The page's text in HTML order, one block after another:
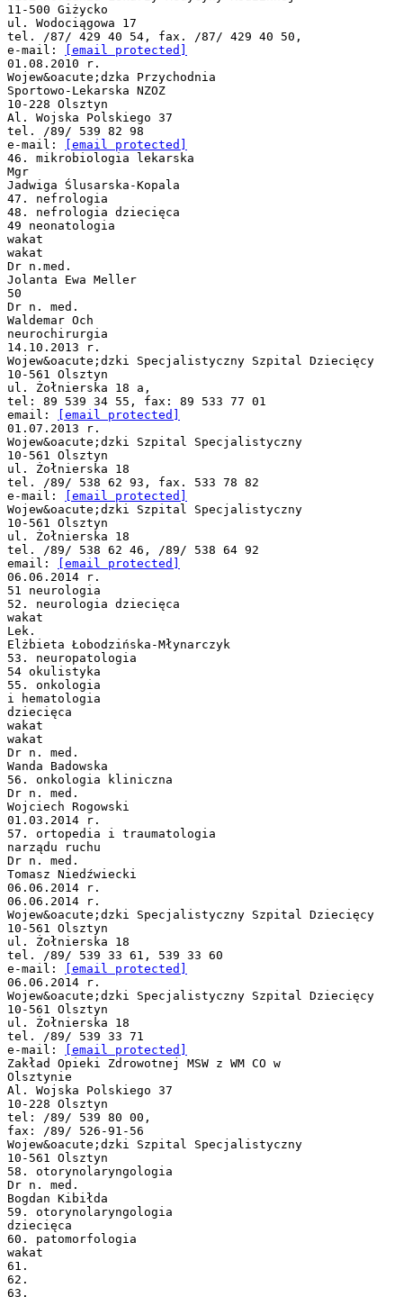
11-500 Giżycko
ul. Wodociągowa 17
tel. /87/ 429 40 54, fax. /87/ 429 40 50,
e-mail:
[email protected]
01.08.2010 r.
Wojew&oacute;dzka Przychodnia
Sportowo-Lekarska NZOZ
10-228 Olsztyn
Al. Wojska Polskiego 37
tel. /89/ 539 82 98
e-mail:
[email protected]
46. mikrobiologia lekarska
Mgr
Jadwiga Ślusarska-Kopala
47. nefrologia
48. nefrologia dziecięca
49 neonatologia
wakat
wakat
Dr n.med.
Jolanta Ewa Meller
50
Dr n. med.
Waldemar Och
neurochirurgia
14.10.2013 r.
Wojew&oacute;dzki Specjalistyczny Szpital Dziecięcy
10-561 Olsztyn
ul. Żołnierska 18 a,
tel: 89 539 34 55, fax: 89 533 77 01
email:
[email protected]
01.07.2013 r.
Wojew&oacute;dzki Szpital Specjalistyczny
10-561 Olsztyn
ul. Żołnierska 18
tel. /89/ 538 62 93, fax. 533 78 82
e-mail:
[email protected]
Wojew&oacute;dzki Szpital Specjalistyczny
10-561 Olsztyn
ul. Żołnierska 18
tel. /89/ 538 62 46, /89/ 538 64 92
email:
[email protected]
06.06.2014 r.
51 neurologia
52. neurologia dziecięca
wakat
Lek.
Elżbieta Łobodzińska-Młynarczyk
53. neuropatologia
54 okulistyka
55. onkologia
i hematologia
dziecięca
wakat
wakat
Dr n. med.
Wanda Badowska
56. onkologia kliniczna
Dr n. med.
Wojciech Rogowski
01.03.2014 r.
57. ortopedia i traumatologia
narządu ruchu
Dr n. med.
Tomasz Niedźwiecki
06.06.2014 r.
06.06.2014 r.
Wojew&oacute;dzki Specjalistyczny Szpital Dziecięcy
10-561 Olsztyn
ul. Żołnierska 18
tel. /89/ 539 33 61, 539 33 60
e-mail:
[email protected]
06.06.2014 r.
Wojew&oacute;dzki Specjalistyczny Szpital Dziecięcy
10-561 Olsztyn
ul. Żołnierska 18
tel. /89/ 539 33 71
e-mail:
[email protected]
Zakład Opieki Zdrowotnej MSW z WM CO w
Olsztynie
Al. Wojska Polskiego 37
10-228 Olsztyn
tel: /89/ 539 80 00,
fax: /89/ 526-91-56
Wojew&oacute;dzki Szpital Specjalistyczny
10-561 Olsztyn
58. otorynolaryngologia
Dr n. med.
Bogdan Kibiłda
59. otorynolaryngologia
dziecięca
60. patomorfologia
wakat
61.
62.
63.